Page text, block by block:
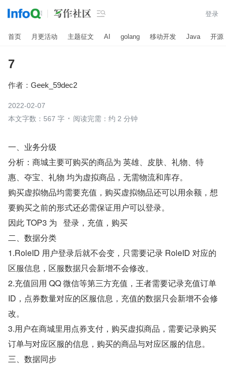
 登录
首页 月更活动 主题征文 AI golang 移动开发 Java 开源
7
作者： Geek_59dec2
2022-02-07
本文字数：567 字
阅读完需：约 2 分钟
一、业务分级
分析：商城主要可购买的商品为 英雄、皮肤、礼物、特
惠、夺宝、礼物 均为虚拟商品，无需物流和库存。
购买虚拟物品均需要充值，购买虚拟物品还可以用余额，想
要购买之前的形式还必需保证用户可以登录。
因此 TOP3 为   登录，充值，购买
二、数据分类
1.RoleID 用户登录后就不会变，只需要记录 RoleID 对应的
区服信息，区服数据只会新增不会修改。
2.充值回用 QQ 微信等第三方充值，王者需要记录充值订单
ID，点券数量对应的区服信息，充值的数据只会新增不会修
改。
3.用户在商城里用点券支付，购买虚拟商品，需要记录购买
订单与对应区服的信息，购买的商品与对应区服的信息。
三、数据同步